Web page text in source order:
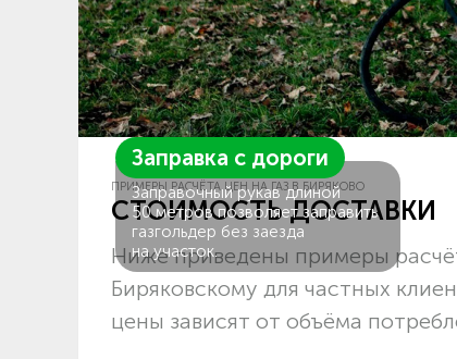
Заправка с дороги
Заправочный рукав длиной
50 метров позволяет заправить
газгольдер без заезда
на участок.
ПРИМЕРЫ РАСЧЁТА ЦЕН НА ГАЗ В БИРЯКОВО
СТОИМОСТЬ ДОСТАВКИ
Ниже приведены примеры
Биряковскому для частных
цены зависят от объёма